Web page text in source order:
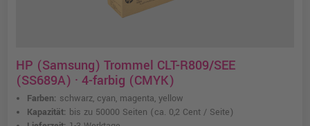
HP (Samsung) Trommel CLT-R809/SEE
(SS689A) · 4-farbig (CMYK)
Farben: schwarz, cyan, magenta, yellow
Kapazität: bis zu 50000 Seiten (ca. 0,2 Cent / Seite)